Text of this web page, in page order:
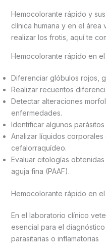
Hemocolorante rápido y
clínica humana y en el área
realizar los frotis, aquí te
Hemocolorante rápido en el
Diferenciar glóbulos rojos,
Realizar recuentos
Detectar alteraciones
enfermedades.
Identificar algunos parásitos
Analizar líquidos
cefalorraquídeo.
Evaluar citologías
aguja fina (PAAF).
Hemocolorante rápido en
En el laboratorio clínico
esencial para el
parasitarias o inflamatorias